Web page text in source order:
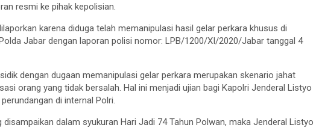
resmi ke pihak kepolisian.
karena diduga telah memanipulasi hasil gelar perkara khusus di
Jabar dengan laporan polisi nomor: LPB/1200/XI/2020/Jabar tanggal 4
dengan dugaan memanipulasi gelar perkara merupakan skenario jahat
orang yang tidak bersalah. Hal ini menjadi ujian bagi Kapolri Jenderal Listyo
di internal Polri.
dalam syukuran Hari Jadi 74 Tahun Polwan, maka Jenderal Listyo